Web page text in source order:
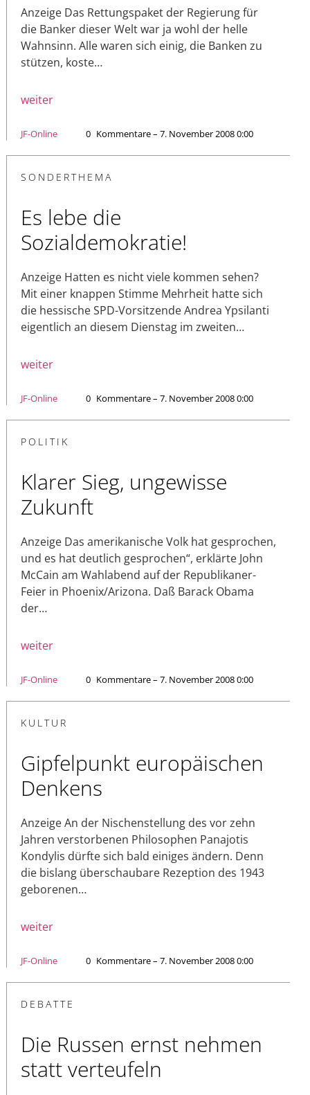
Anzeige Das Rettungspaket der Regierung für
die Banker dieser Welt war ja wohl der helle
Wahnsinn. Alle waren sich einig, die Banken zu
stützen, koste…
weiter
JF-Online 0 Kommentare – 7. November 2008 0:00
SONDERTHEMA
Es lebe die
Sozialdemokratie!
Anzeige Hatten es nicht viele kommen sehen?
Mit einer knappen Stimme Mehrheit hatte sich
die hessische SPD-Vorsitzende Andrea Ypsilanti
eigentlich an diesem Dienstag im zweiten…
weiter
JF-Online 0 Kommentare – 7. November 2008 0:00
POLITIK
Klarer Sieg, ungewisse
Zukunft
Anzeige Das amerikanische Volk hat gesprochen,
und es hat deutlich gesprochen“, erklärte John
McCain am Wahlabend auf der Republikaner-
Feier in Phoenix/Arizona. Daß Barack Obama
der…
weiter
JF-Online 0 Kommentare – 7. November 2008 0:00
KULTUR
Gipfelpunkt europäischen
Denkens
Anzeige An der Nischenstellung des vor zehn
Jahren verstorbenen Philosophen Panajotis
Kondylis dürfte sich bald einiges ändern. Denn
die bislang überschaubare Rezeption des 1943
geborenen…
weiter
JF-Online 0 Kommentare – 7. November 2008 0:00
DEBATTE
Die Russen ernst nehmen
statt verteufeln